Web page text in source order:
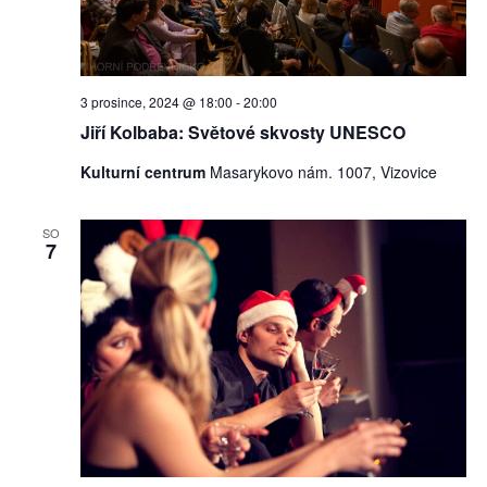
Jiří Kolbaba: Světové skvosty UNESCO
3 prosince, 2024 @ 18:00 -20:00
Kulturní centrum Masarykovo nám. 1007, Vizovice
SO
7